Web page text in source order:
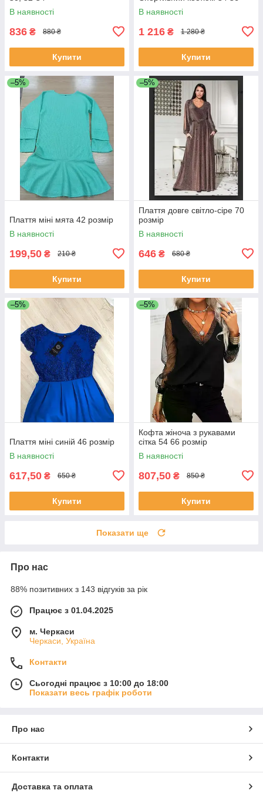
В наявності
836 ₴ 880 ₴
Купити
В наявності
1 216 ₴ 1 280 ₴
Купити
–5%
Плаття міні мята 42 розмір
В наявності
199,50 ₴ 210 ₴
Купити
–5%
Плаття довге світло-сіре 70
розмір
В наявності
646 ₴ 680 ₴
Купити
–5%
Плаття міні синій 46 розмір
В наявності
617,50 ₴ 650 ₴
Купити
–5%
Кофта жіноча з рукавами
сітка 54 66 розмір
В наявності
807,50 ₴ 850 ₴
Купити
Показати ще
Про нас
88% позитивних з 143 відгуків за рік
Працює з 01.04.2025
м. Черкаси
Черкаси, Україна
Контакти
Сьогодні працює з 10:00 до 18:00
Показати весь графік роботи
Про нас
Контакти
Доставка та оплата